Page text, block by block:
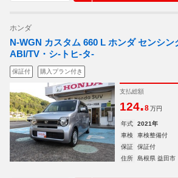
ホンダ
N-WGN カスタム 660 L ホンダ センシン
ABI/TV・シ-トヒ-タ-
保証付 購入プラン付き
支払総額
124.8 万円
年式 2021年
車検
車検整備付
保証
保証付
住所
島根県 益田市